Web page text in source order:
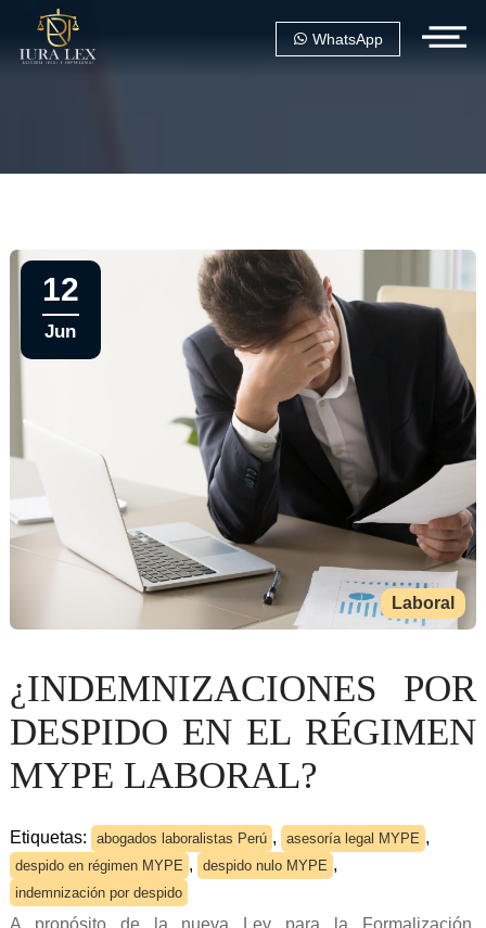
WhatsApp
Laboral
12
Jun
¿INDEMNIZACIONES POR
DESPIDO EN EL RÉGIMEN
MYPE LABORAL?
Etiquetas: abogados laboralistas Perú , asesoría legal MYPE ,
despido en régimen MYPE , despido nulo MYPE ,
indemnización por despido
A propósito de la nueva Ley para la Formalización,